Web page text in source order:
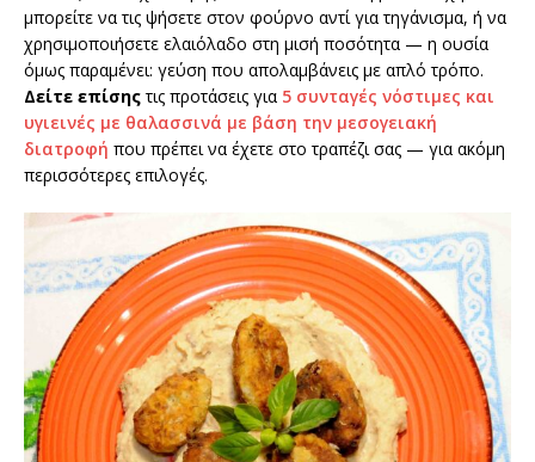
μπορείτε να τις ψήσετε στον φούρνο αντί για τηγάνισμα, ή να
χρησιμοποιήσετε ελαιόλαδο στη μισή ποσότητα — η ουσία
όμως παραμένει: γεύση που απολαμβάνεις με απλό τρόπο.
Δείτε επίσηςτις προτάσεις για 5 συνταγές νόστιμες και
υγιεινές με θαλασσινά με βάση την μεσογειακή
διατροφή που πρέπει να έχετε στο τραπέζι σας — για ακόμη
περισσότερες επιλογές.